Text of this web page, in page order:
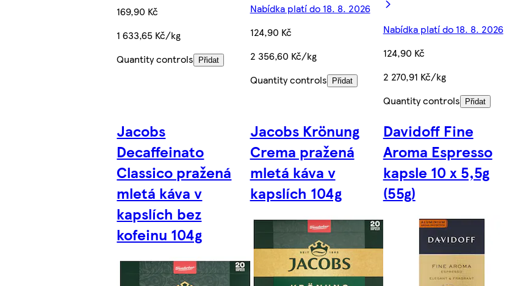
169,90 Kč
1 633,65 Kč/kg
Quantity controls Přidat
Nabídka platí do 18. 8. 2026
124,90 Kč
2 356,60 Kč/kg
Quantity controls
Přidat
Nabídka platí do 18. 8. 2026
124,90 Kč
2 270,91 Kč/kg
Quantity controls
Přidat
Jacobs
Decaffeinato
Classico pražená
mletá káva v
kapslích bez
kofeinu 104g
Jacobs Krönung
Crema pražená
mletá káva v
kapslích 104g
Davidoff Fine
Aroma Espresso
kapsle 10 x 5,5g
(55g)